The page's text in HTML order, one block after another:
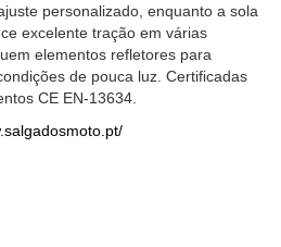
personalizado, enquanto a sola
excelente tração em várias
elementos refletores para
de pouca luz. Certificadas
CE EN-13634.